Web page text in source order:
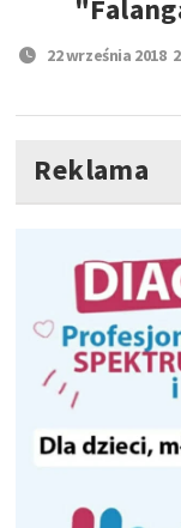
22 września 2018
Reklama